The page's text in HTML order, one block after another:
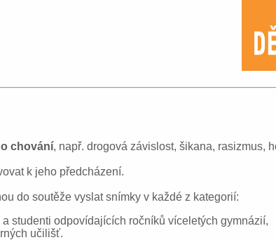
chování, např. drogová závislost, šikana, rasizmus,
k jeho předcházení.
do soutěže vyslat snímky v každé z kategorií:
studenti odpovídajících ročníků víceletých gymnázií,
učilišť.